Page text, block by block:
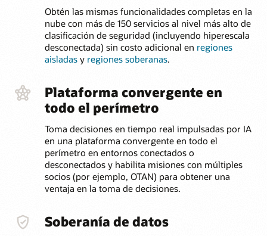
Obtén las mismas funcionalidades completas en la
nube con más de 150 servicios al nivel más alto de
clasificación de seguridad (incluyendo hiperescala
desconectada) sin costo adicional en regiones
aisladasy regiones soberanas.
Plataforma convergente en
todo el perímetro
Toma decisiones en tiempo real impulsadas por IA
en una plataforma convergente en todo el
perímetro en entornos conectados o
desconectados y habilita misiones con múltiples
socios (por ejemplo, OTAN) para obtener una
ventaja en la toma de decisiones.
Soberanía de datos